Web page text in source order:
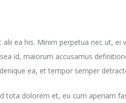
ea his. Minim perpetua nec ut, ei
id, maiorum accusamus
ea, et tempor semper
tota dolorem et, eu cum aperiam